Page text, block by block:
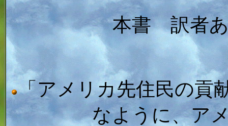
本書 訳者
「アメリカ先住民の貢
なように、ア